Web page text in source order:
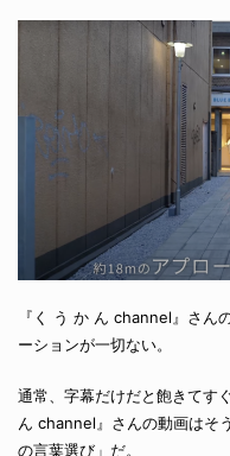
『く う か ん channel』さん
ーションが一切ない。
通常、字幕だけだと飽きてす
ん channel』さんの動画はそ
の言葉選び」だ。